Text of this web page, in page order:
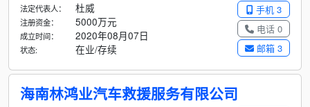
手机 3
电话 0
邮箱 3
法定代表人： 杜威
注册资金： 5000万元
成立时间： 2020年08月07日
状态: 在业/存续
海南林鸿业汽车救援服务有限公司